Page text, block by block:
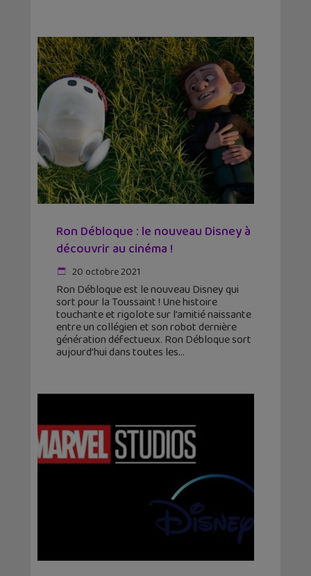
Ron Débloque : le nouveau Disney à
découvrir au cinéma !
20 octobre 2021
Ron Débloque est le nouveau Disney qui
sort pour la Toussaint ! Une histoire
touchante et rigolote sur l’amitié naissante
entre un collégien et son robot dernière
génération défectueux. Ron Débloque sort
aujourd’hui dans toutes les